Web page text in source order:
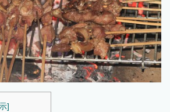
]